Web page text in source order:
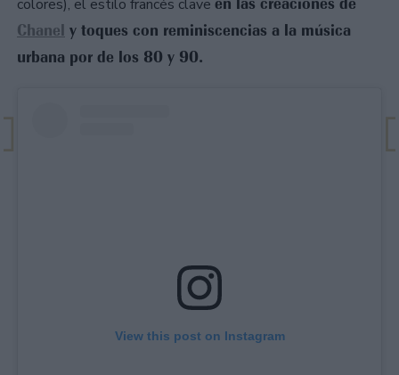
colores), el estilo francés clave
Chanel y toques con reminiscencias a la música
urbana por de los 80 y 90.
View this post on Instagram